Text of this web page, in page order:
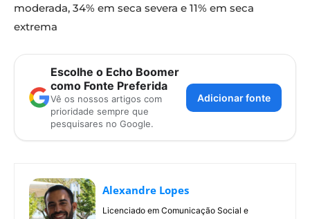
moderada, 34% em seca severa e 11% em seca
extrema
Escolhe o Echo Boomer
como Fonte Preferida
Vê os nossos artigos com
prioridade sempre que
pesquisares no Google.
Adicionar fonte
Alexandre Lopes
Licenciado em Comunicação Social e